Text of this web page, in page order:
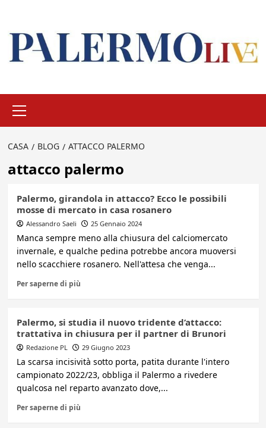
principale
CASA BLOG ATTACCO PALERMO
attacco palermo
Palermo, girandola in attacco? Ecco le possibili
mosse di mercato in casa rosanero
Alessandro Saeli 25 Gennaio 2024
Manca sempre meno alla chiusura del calciomercato
invernale, e qualche pedina potrebbe ancora muoversi
nello scacchiere rosanero. Nell'attesa che venga...
Per saperne di più
Palermo, si studia il nuovo tridente d’attacco:
trattativa in chiusura per il partner di Brunori
Redazione PL 29 Giugno 2023
La scarsa incisività sotto porta, patita durante l'intero
campionato 2022/23, obbliga il Palermo a rivedere
qualcosa nel reparto avanzato dove,...
Per saperne di più